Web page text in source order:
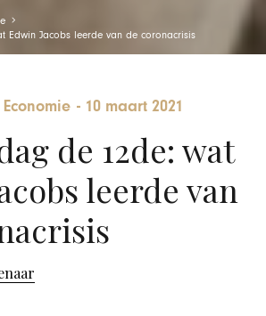
Edwin Jacobs leerde van de coronacrisis
- 10 maart 2021
de 12de: wat
leerde van